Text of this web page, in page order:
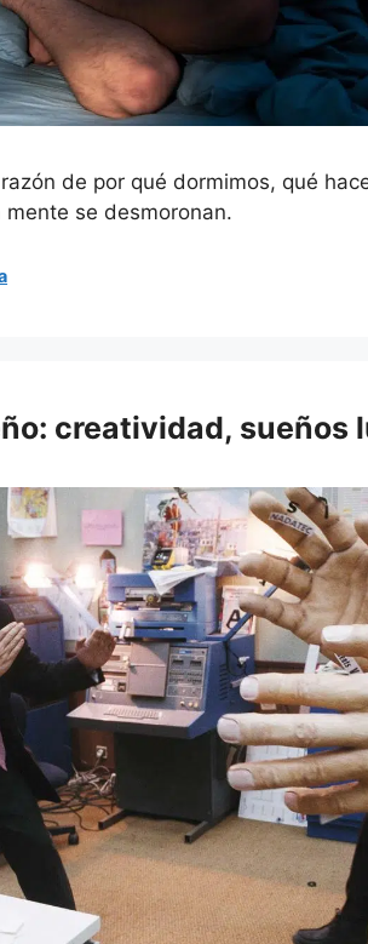
de por qué dormimos, qué
se desmoronan.
creatividad, sueños